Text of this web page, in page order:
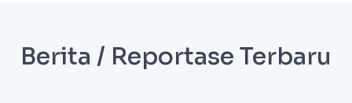
Berita / Reportase Terbaru